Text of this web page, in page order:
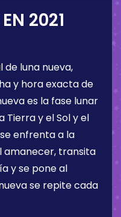
2021
de luna nueva,
y hora exacta de
es la fase lunar
Tierra y el Sol y el
enfrenta a la
amanecer, transita
y se pone al
se repite cada